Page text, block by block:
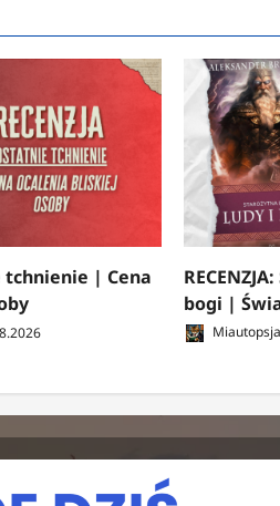
tchnienie | Cena
bogi |
Miautopsja